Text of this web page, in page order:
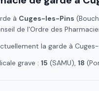
à Cuges-les-Pins
de l'Ordre des
la garde à
grave : 15 (SAMU), 18